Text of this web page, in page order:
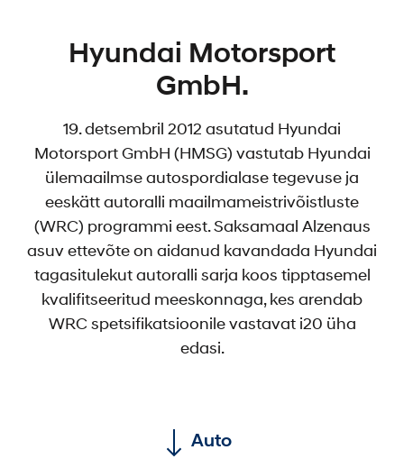
Hyundai Motorsport
GmbH.
19. detsembril 2012 asutatud Hyundai
Motorsport GmbH (HMSG) vastutab Hyundai
ülemaailmse autospordialase tegevuse ja
eeskätt autoralli maailmameistrivõistluste
(WRC) programmi eest. Saksamaal Alzenaus
asuv ettevõte on aidanud kavandada Hyundai
tagasitulekut autoralli sarja koos tipptasemel
kvalifitseeritud meeskonnaga, kes arendab
WRC spetsifikatsioonile vastavat i20 üha
edasi.
Auto